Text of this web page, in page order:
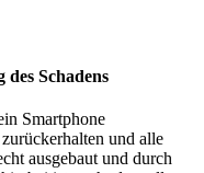
Schadens
Smartphone
und alle
ausgebaut und durch